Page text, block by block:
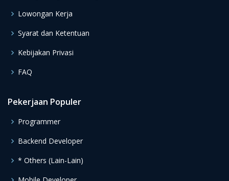
Lowongan Kerja
Syarat dan Ketentuan
Kebijakan Privasi
FAQ
Pekerjaan Populer
Programmer
Backend Developer
* Others (Lain-Lain)